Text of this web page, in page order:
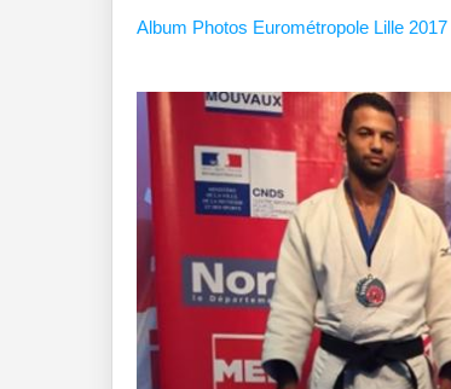
Album Photos Eurométropole Lille 2017